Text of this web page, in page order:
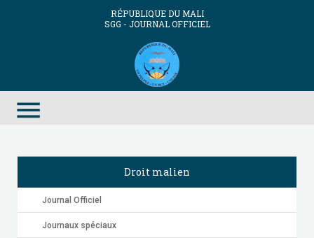
RÉPUBLIQUE DU MALI
SGG - JOURNAL OFFICIEL
menu
Droit malien
Journal Officiel
Journaux spéciaux